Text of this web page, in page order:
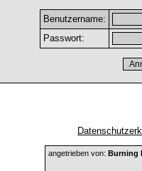
Benutzername:
Passwort:
angetrieben von: Burning